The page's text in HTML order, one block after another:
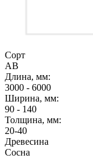
Сорт
AB
Длина, мм:
3000 - 6000
Ширина, мм:
90 - 140
Толщина, мм:
20-40
Древесина
Сосна